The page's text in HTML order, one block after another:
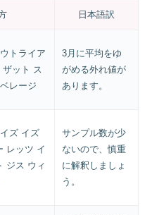
日本語訳
トライア
ザット ス
レージ
3月に平均をゆ
がめる外れ値が
あります。
ズ イズ
レッツ イ
ジス ウィ
サンプル数が少
ないので、慎重
に解釈しましょ
う。